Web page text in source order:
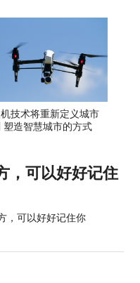
技术将重新定义城市
塑造智慧城市的方式
，可以好好记住
，可以好好记住你